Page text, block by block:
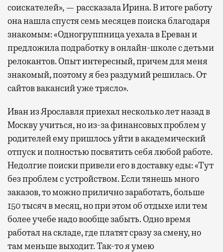
соискателей», — рассказала Ирина. В итоге работу
она нашла спустя семь месяцев поиска благодаря
знакомым: «Одногруппница уехала в Ереван и
предложила подработку в онлайн-школе с детьми
релокантов. Опыт интересный, причем для меня
знакомый, поэтому я без раздумий решилась. От
сайтов вакансий уже трясло».
Иван из Ярославля приехал несколько лет назад в
Москву учиться, но из-за финансовых проблем у
родителей ему пришлось уйти в академический
отпуск и полностью посвятить себя любой работе.
Недолгие поиски привели его в доставку еды: «Тут
без проблем с устройством. Если тянешь много
заказов, то можно прилично заработать, больше
150 тысяч в месяц, но при этом об отдыхе или тем
более учебе надо вообще забыть. Одно время
работал на складе, где платят сразу за смену, но
там меньше выходит. Так-то я умею